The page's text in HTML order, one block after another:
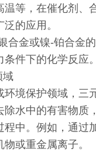
温等，在催化剂、
泛的应用。
合金或镍-铂合金
条件下的化学反应
域
环境保护领域，三
除水中的有害物质
程中。例如，通过
物或重金属离子。